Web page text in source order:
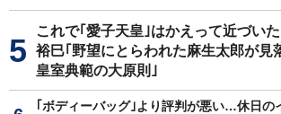
これで｢愛子天皇｣はかえって近づい
裕巳｢野望にとらわれた麻生太郎が見
皇室典範の大原則｣
｢ボディーバッグ｣より評判が悪い…休日の